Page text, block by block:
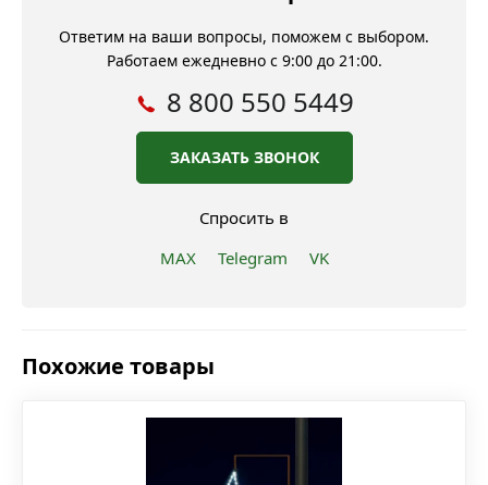
Ответим на ваши вопросы, поможем с выбором.
Работаем ежедневно с 9:00 до 21:00.
8 800 550 5449
ЗАКАЗАТЬ ЗВОНОК
Спросить в
MAX
Telegram VK
Похожие товары